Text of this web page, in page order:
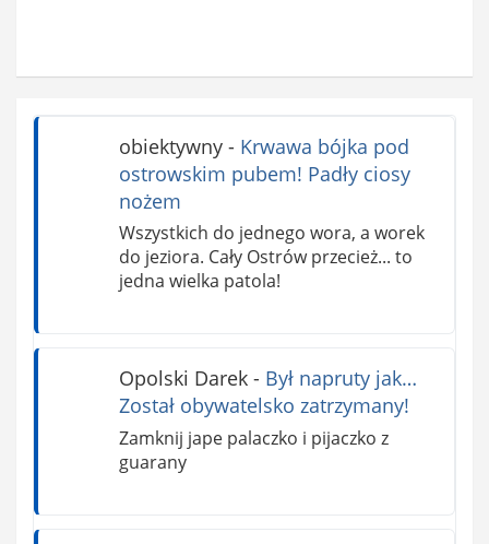
obiektywny- Krwawa bójka pod
ostrowskim pubem! Padły ciosy
nożem
Wszystkich do jednego wora, a worek
do jeziora. Cały Ostrów przecież... to
jedna wielka patola!
Opolski Darek- Był napruty jak…
Został obywatelsko zatrzymany!
Zamknij jape palaczko i pijaczko z
guarany